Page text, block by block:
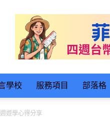
學校 服務項目 部落格
遊學心得分享